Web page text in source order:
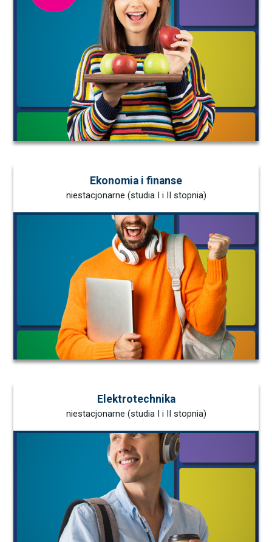
Ekonomia i finanse
niestacjonarne (studia I i II stopnia)
Elektrotechnika
niestacjonarne (studia I i II stopnia)